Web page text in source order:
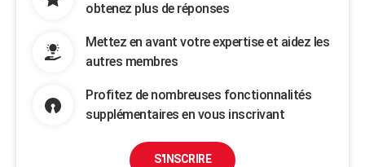
obtenez plus de réponses
Mettez en avant votre expertise et aidez les
autres membres
Profitez de nombreuses fonctionnalités
supplémentaires en vous inscrivant
S'INSCRIRE